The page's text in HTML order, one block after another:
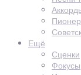
Ещё
Сценки
Фокусы